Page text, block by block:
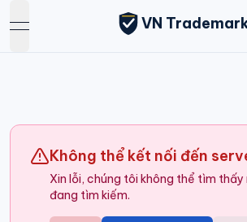
open navigation menu
VN
Không thể kết nối đến
Xin lỗi, chúng tôi không thể tìm thấy
đang tìm kiếm.